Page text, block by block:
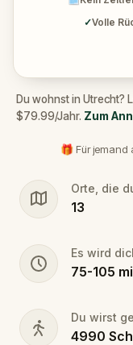
✓Volle
Du wohnst in Utrecht?
$79.99/Jahr. Zum
🎁 Für jemand
Orte, die
13
Es wird
75-105
Du wirst
4990